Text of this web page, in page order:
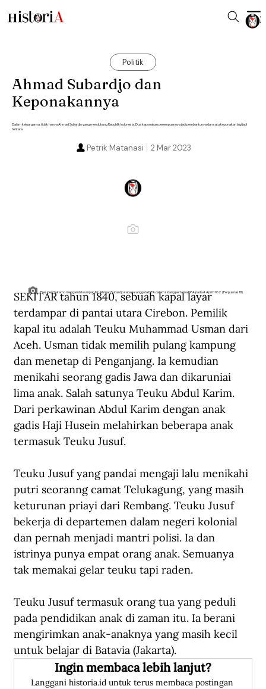
Politik
Ahmad Subardjo dan
Keponakannya
Dalam keluarganya, tidak hanya Ahmad Subardjo yang mendukung Republik Indonesia. Dua keponakan perempuannya jadi pembantunya dan satu keponakan lagi jadi
tentara.
2 Mar 2023
Petrik Matanasi
Presiden Sukarno mengambil sumpah Mr. Ahmad Subardjo sebagai anggota DPA dalam sidang pertama DPA pada 4 April 1962. (Perpusnas RI).
SEKITAR tahun 1840, sebuah kapal layar
terdampar di pantai utara Cirebon. Pemilik
kapal itu adalah Teuku Muhammad Usman dari
Aceh. Usman tidak memilih pulang kampung
dan menetap di Penganjang. Ia kemudian
menikahi seorang gadis Jawa dan dikaruniai
lima anak. Salah satunya Teuku Abdul Karim.
Dari perkawinan Abdul Karim dengan anak
gadis Haji Husein melahirkan beberapa anak
termasuk Teuku Jusuf.
Teuku Jusuf yang pandai mengaji lalu menikahi
putri seoranng camat Telukagung, yang masih
keturunan priayi dari Rembang. Teuku Jusuf
bekerja di departemen dalam negeri kolonial
dan pernah menjadi mantri polisi. Ia dan
istrinya punya empat orang anak. Semuanya
tak memakai gelar teuku tapi raden.
Teuku Jusuf termasuk orang tua yang peduli
pada pendidikan anak di zaman itu. Ia berani
mengirimkan anak-anaknya yang masih kecil
untuk belajar di Batavia (Jakarta).
Ingin membaca lebih lanjut?
Langgani historia.id untuk terus membaca postingan